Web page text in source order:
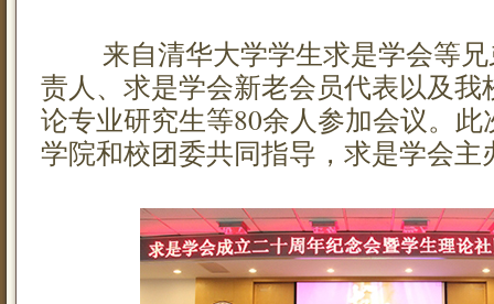
来自清华大学学生求是学会等兄
责人、求是学会新老会员代表以及
论专业研究生等80余人参加会议。
学院和校团委共同指导，求是学会主